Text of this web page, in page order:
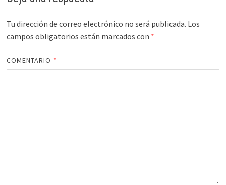
Tu dirección de correo electrónico no será publicada. Los
campos obligatorios están marcados con *
COMENTARIO *